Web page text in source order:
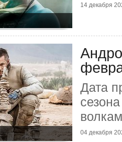
14 декабря
Дата
04 декабря